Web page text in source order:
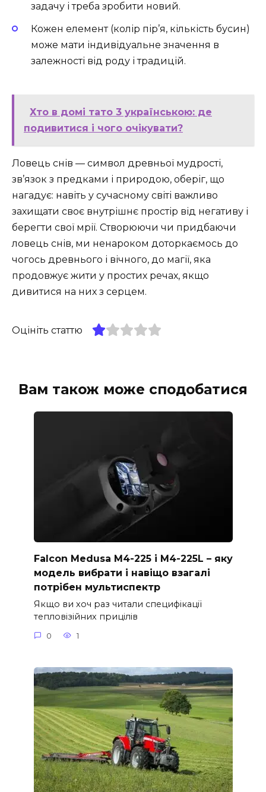
задачу і треба зробити новий.
Кожен елемент (колір пір’я, кількість бусин)
може мати індивідуальне значення в
залежності від роду і традицій.
Хто в домі тато 3 українською: де
подивитися і чого очікувати?
Ловець снів — символ древньої мудрості,
зв’язок з предками і природою, оберіг, що
нагадує: навіть у сучасному світі важливо
захищати своє внутрішнє простір від негативу і
берегти свої мрії. Створюючи чи придбаючи
ловець снів, ми ненароком доторкаємось до
чогось древнього і вічного, до магії, яка
продовжує жити у простих речах, якщо
дивитися на них з серцем.
Оцініть статтю
Вам також може сподобатися
Falcon Medusa M4-225 і M4-225L – яку
модель вибрати і навіщо взагалі
потрібен мультиспектр
Якщо ви хоч раз читали специфікації
тепловізійних прицілів
0 1